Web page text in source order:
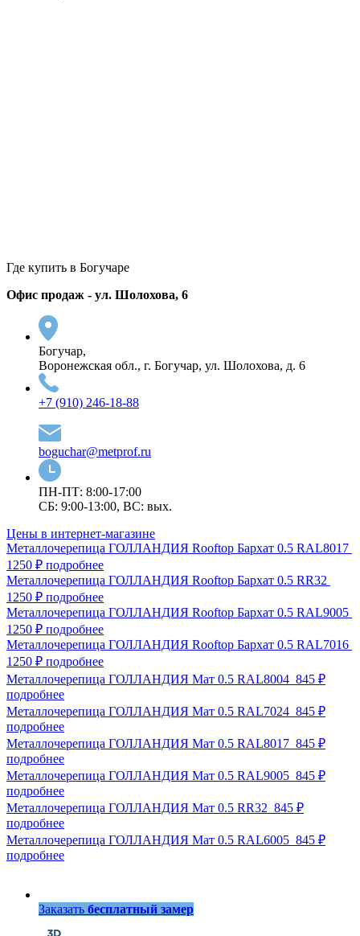
Где купить в Богучаре
Офис продаж - ул. Шолохова, 6
Богучар,
Воронежская обл., г. Богучар, ул. Шолохова, д. 6
+7 (910) 246-18-88
boguchar@metprof.ru
ПН-ПТ: 8:00-17:00
СБ: 9:00-13:00, ВС: вых.
Цены в интернет-магазине
Металлочерепица ГОЛЛАНДИЯ Rooftop Бархат 0.5 RAL8017
1250 ₽ подробнее
Металлочерепица ГОЛЛАНДИЯ Rooftop Бархат 0.5 RR32
1250 ₽ подробнее
Металлочерепица ГОЛЛАНДИЯ Rooftop Бархат 0.5 RAL9005
1250 ₽ подробнее
Металлочерепица ГОЛЛАНДИЯ Rooftop Бархат 0.5 RAL7016
1250 ₽ подробнее
Металлочерепица ГОЛЛАНДИЯ Мат 0.5 RAL8004 845 ₽
подробнее
Металлочерепица ГОЛЛАНДИЯ Мат 0.5 RAL7024 845 ₽
подробнее
Металлочерепица ГОЛЛАНДИЯ Мат 0.5 RAL8017 845 ₽
подробнее
Металлочерепица ГОЛЛАНДИЯ Мат 0.5 RAL9005 845 ₽
подробнее
Металлочерепица ГОЛЛАНДИЯ Мат 0.5 RR32 845 ₽
подробнее
Металлочерепица ГОЛЛАНДИЯ Мат 0.5 RAL6005 845 ₽
подробнее
Заказать бесплатный замер